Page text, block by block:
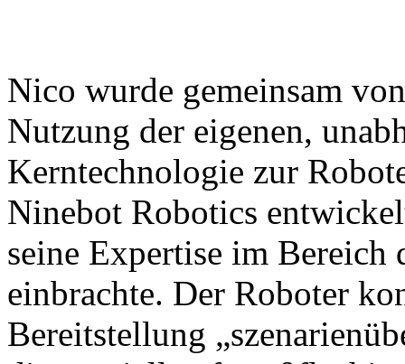
Nico wurde gemeinsam
Nutzung der eigenen,
Kerntechnologie zur
Ninebot Robotics
seine Expertise im
einbrachte. Der Roboter
Bereitstellung